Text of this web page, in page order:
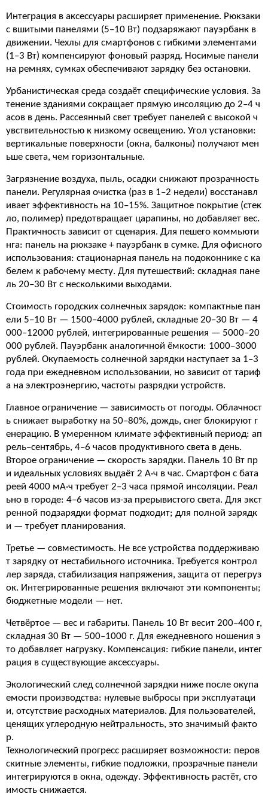
Интеграция в аксессуары расширяет применение. Рюкзаки
с вшитыми панелями (5–10 Вт) подзаряжают пауэрбанк в
движении. Чехлы для смартфонов с гибкими элементами
(1–3 Вт) компенсируют фоновый разряд. Носимые панели
на ремнях, сумках обеспечивают зарядку без остановки.
Урбанистическая среда создаёт специфические условия. За
тенение зданиями сокращает прямую инсоляцию до 2–4 ч
асов в день. Рассеянный свет требует панелей с высокой ч
увствительностью к низкому освещению. Угол установки:
вертикальные поверхности (окна, балконы) получают мен
ьше света, чем горизонтальные.
Загрязнение воздуха, пыль, осадки снижают прозрачность
панели. Регулярная очистка (раз в 1–2 недели) восстанавл
ивает эффективность на 10–15%. Защитное покрытие (стек
ло, полимер) предотвращает царапины, но добавляет вес.
Практичность зависит от сценария. Для пешего коммьюти
нга: панель на рюкзаке + пауэрбанк в сумке. Для офисного
использования: стационарная панель на подоконнике с ка
белем к рабочему месту. Для путешествий: складная пане
ль 20–30 Вт с несколькими выходами.
Стоимость городских солнечных зарядок: компактные пан
ели 5–10 Вт — 1500–4000 рублей, складные 20–30 Вт — 4
000–12000 рублей, интегрированные решения — 5000–20
000 рублей. Пауэрбанк аналогичной ёмкости: 1000–3000
рублей. Окупаемость солнечной зарядки наступает за 1–3
года при ежедневном использовании, но зависит от тариф
а на электроэнергию, частоты разрядки устройств.
Главное ограничение — зависимость от погоды. Облачност
ь снижает выработку на 50–80%, дождь, снег блокируют г
енерацию. В умеренном климате эффективный период: ап
рель–сентябрь, 4–6 часов продуктивного света в день.
Второе ограничение — скорость зарядки. Панель 10 Вт пр
и идеальных условиях выдаёт 2 А·ч в час. Смартфон с бата
реей 4000 мА·ч требует 2–3 часа прямой инсоляции. Реал
ьно в городе: 4–6 часов из-за прерывистого света. Для экст
ренной подзарядки формат подходит; для полной зарядк
и — требует планирования.
Третье — совместимость. Не все устройства поддерживаю
т зарядку от нестабильного источника. Требуется контрол
лер заряда, стабилизация напряжения, защита от перегруз
ок. Интегрированные решения включают эти компоненты;
бюджетные модели — нет.
Четвёртое — вес и габариты. Панель 10 Вт весит 200–400 г,
складная 30 Вт — 500–1000 г. Для ежедневного ношения э
то добавляет нагрузку. Компенсация: гибкие панели, интег
рация в существующие аксессуары.
Экологический след солнечной зарядки ниже после окупа
емости производства: нулевые выбросы при эксплуатаци
и, отсутствие расходных материалов. Для пользователей,
ценящих углеродную нейтральность, это значимый факто
р.
Технологический прогресс расширяет возможности: перов
скитные элементы, гибкие подложки, прозрачные панели
интегрируются в окна, одежду. Эффективность растёт, сто
имость снижается.